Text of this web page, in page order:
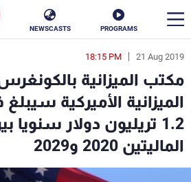
PROGRAMS
NEWSCASTS
21 Aug 2019
18:15 PM
مكتب الميزانية
الميزانية الأميركية
1.2 تريليون دولار
الماليتين 2020 و2029
en
الأخبار
سياسة ناس
إقتصاد